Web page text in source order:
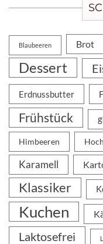
Blaubeeren Brot
Dessert
Erdnussbutter
Frühstück
Himbeeren
Karamell
Klassiker
Kuchen
Laktosefrei